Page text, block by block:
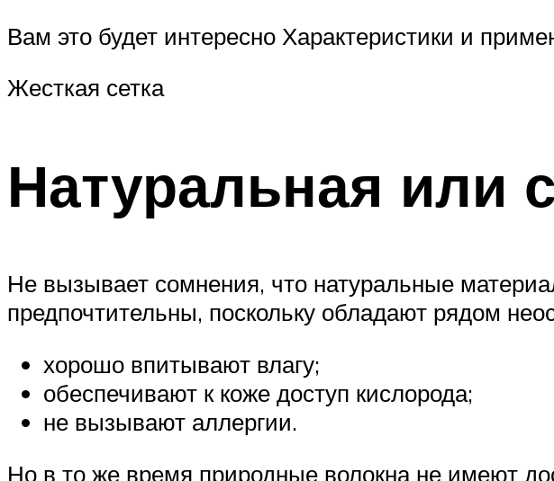
Вам это будет интересно Характеристики и
Жесткая сетка
Натуральная или
Не вызывает сомнения, что натуральные
предпочтительны, поскольку обладают рядом
хорошо впитывают влагу;
обеспечивают к коже доступ кислорода;
не вызывают аллергии.
Но в то же время природные волокна не имеют